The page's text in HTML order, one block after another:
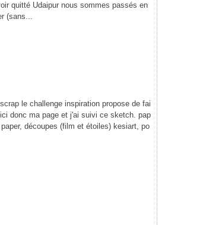
quitté Udaipur nous sommes passés en
(sans...
le challenge inspiration propose de fai
donc ma page et j'ai suivi ce sketch. pap
découpes (film et étoiles) kesiart, po